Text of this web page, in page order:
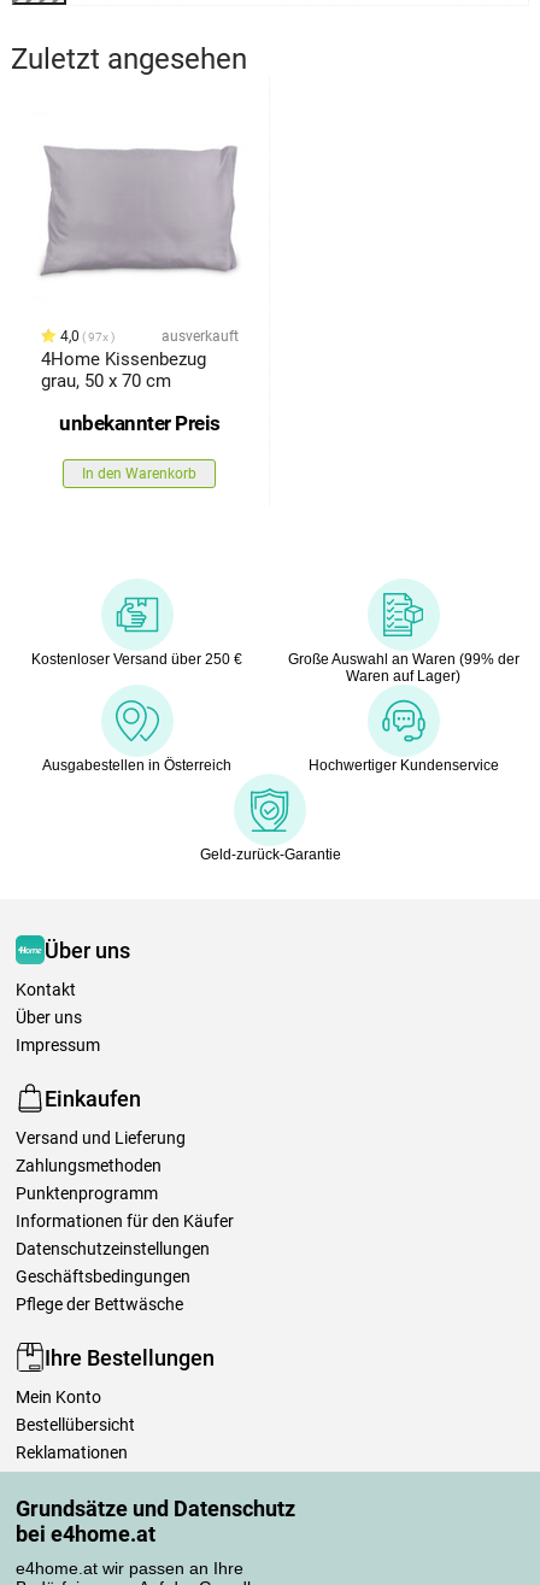
Grundsätze und Datenschutz
bei e4home.at
e4home.at wir passen an Ihre
Zuletzt angesehen
4,0 97x ausverkauft
4Home Kissenbezug
grau, 50 x 70 cm
unbekannter Preis
In den Warenkorb
Kostenloser Versand über 250 €
Große Auswahl an Waren (99% der
Waren auf Lager)
Ausgabestellen in Österreich Hochwertiger Kundenservice
Geld-zurück-Garantie
Über uns
Kontakt
Über uns
Impressum
Einkaufen
Versand und Lieferung
Zahlungsmethoden
Punktenprogramm
Informationen für den Käufer
Datenschutzeinstellungen
Geschäftsbedingungen
Pflege der Bettwäsche
Ihre Bestellungen
Mein Konto
Bestellübersicht
Reklamationen
Einfach mehr wissen
Richtlinien zur Verarbeitung von Bewertungen